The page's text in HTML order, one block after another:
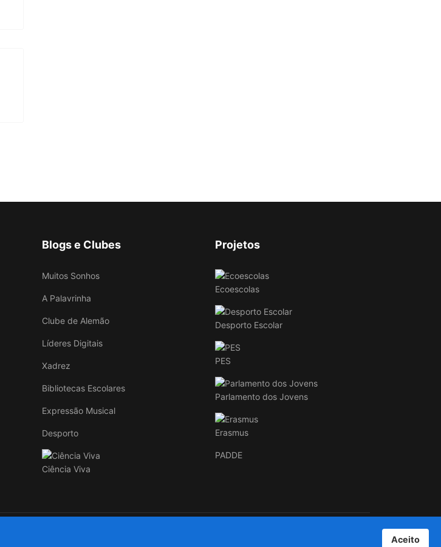
Blogs e Clubes
Muitos Sonhos
A Palavrinha
Clube de Alemão
Líderes Digitais
Xadrez
Bibliotecas Escolares
Expressão Musical
Desporto
Ciência Viva
Projetos
Ecoescolas
Desporto Escolar
PES
Parlamento dos Jovens
Erasmus
PADDE
Aceito